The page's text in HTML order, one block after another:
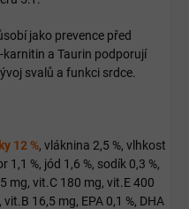
jako prevence před
a Taurin podporují
svalů a funkci srdce.
12 %, vláknina 2,5 %, vlhkost
1,1 %, jód 1,6 %, sodík 0,3 %,
mg, vit.C 180 mg, vit.E 400
16,5 mg, EPA 0,1 %, DHA